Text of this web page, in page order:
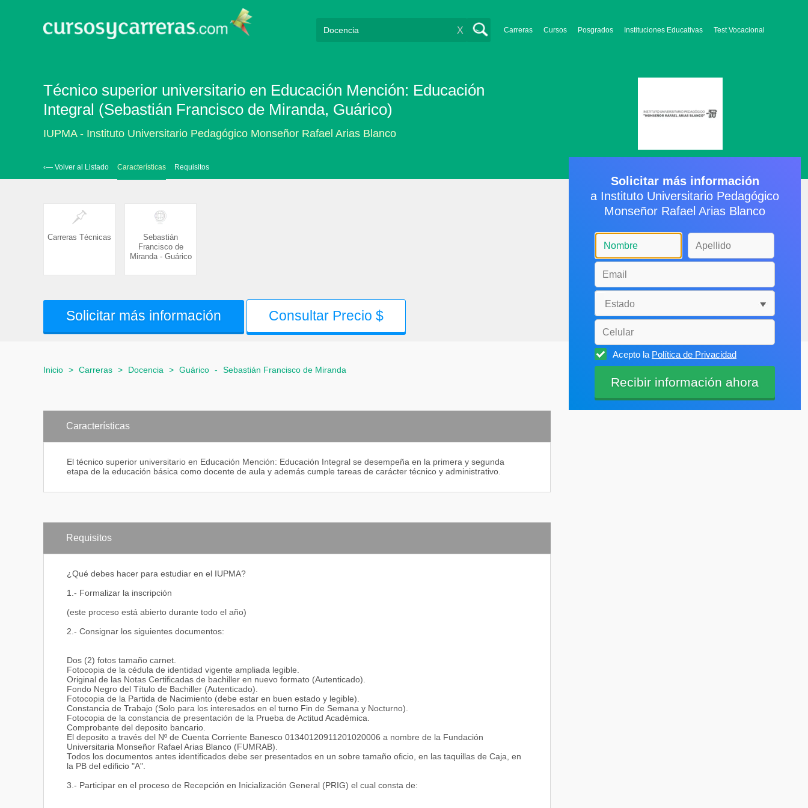
Carreras Cursos Posgrados Instituciones Educativas Test Vocacional
X
Técnico superior universitario en Educación Mención: Educación
Integral (Sebastián Francisco de Miranda, Guárico)
IUPMA - Instituto Universitario Pedagógico Monseñor Rafael Arias Blanco
‹— Volver al Listado Características Requisitos
Carreras Técnicas
Sebastián
Francisco de
Miranda - Guárico
Solicitar más información Consultar Precio $
Inicio > Carreras > Docencia > Guárico - Sebastián Francisco de Miranda
Características
El técnico superior universitario en Educación Mención: Educación Integral se desempeña en la primera y segunda
etapa de la educación básica como docente de aula y además cumple tareas de carácter técnico y administrativo.
Requisitos
¿Qué debes hacer para estudiar en el IUPMA?
1.- Formalizar la inscripción
(este proceso está abierto durante todo el año)
2.- Consignar los siguientes documentos:
Dos (2) fotos tamaño carnet.
Fotocopia de la cédula de identidad vigente ampliada legible.
Original de las Notas Certificadas de bachiller en nuevo formato (Autenticado).
Fondo Negro del Título de Bachiller (Autenticado).
Fotocopia de la Partida de Nacimiento (debe estar en buen estado y legible).
Constancia de Trabajo (Solo para los interesados en el turno Fin de Semana y Nocturno).
Fotocopia de la constancia de presentación de la Prueba de Actitud Académica.
Comprobante del deposito bancario.
El deposito a través del Nº de Cuenta Corriente Banesco 01340120911201020006 a nombre de la Fundación
Universitaria Monseñor Rafael Arias Blanco (FUMRAB).
Todos los documentos antes identificados debe ser presentados en un sobre tamaño oficio, en las taquillas de Caja, en
la PB del edificio "A".
3.- Participar en el proceso de Recepción en Inicialización General (PRIG) el cual consta de:
Solicitar más información
a Instituto Universitario Pedagógico
Monseñor Rafael Arias Blanco
Acepto la Política de Privacidad